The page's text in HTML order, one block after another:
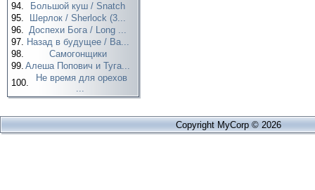
94.
Большой куш / Snatch
95.
Шерлок / Sherlock (3...
96. Доспехи Бога / Long ...
97. Назад в будущее / Ba...
98.
Самогонщики
99. Алеша Попович и Туга...
100.
Не время для орехов
...
Copyright MyCorp © 2026